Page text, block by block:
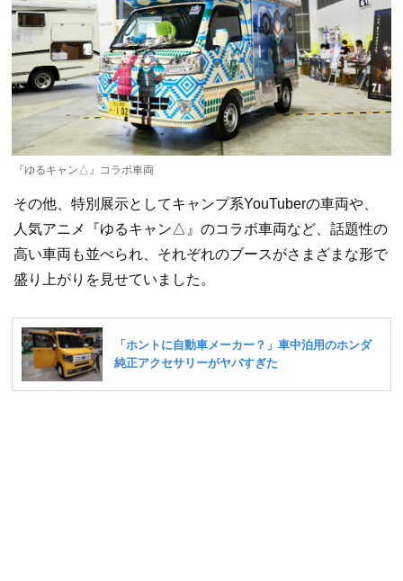
『ゆるキャン△』コラボ車両
その他、特別展示としてキャンプ系YouTuberの車両や、
人気アニメ『ゆるキャン△』のコラボ車両など、話題性の
高い車両も並べられ、それぞれのブースがさまざまな形で
盛り上がりを見せていました。